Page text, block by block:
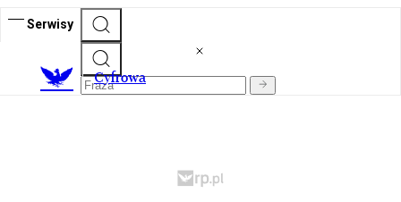
Serwisy
Cyfrowa